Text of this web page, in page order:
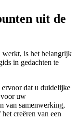
uit de
is het belangrijk
in gedachten te
dat u duidelijke
voor uw
van samenwerking,
creëren van een